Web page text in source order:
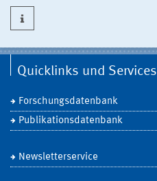
Quicklinks und Services
Forschungsdatenbank
Publikationsdatenbank
Newsletterservice